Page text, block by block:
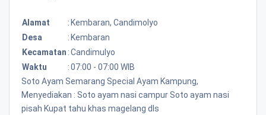
Alamat : Kembaran, Candimolyo
Desa
: Kembaran
Kecamatan :Candimulyo
Waktu
:07:00 - 07:00 WIB
Soto Ayam Semarang Special Ayam Kampung,
Menyediakan : Soto ayam nasi campur Soto ayam nasi
pisah Kupat tahu khas magelang dls